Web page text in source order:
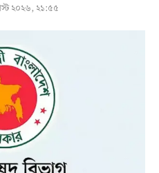
২০২৬, ২১:৫৫